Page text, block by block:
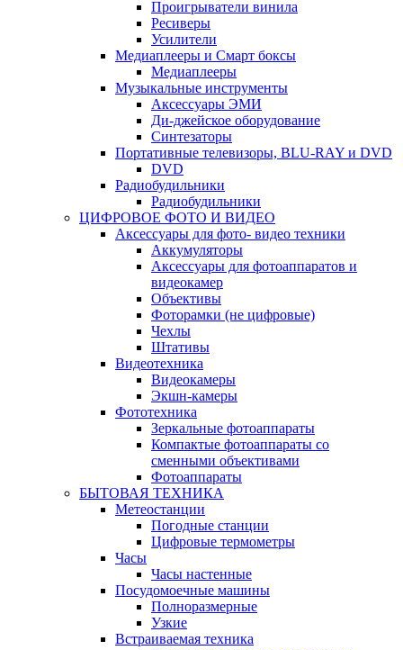
Проигрыватели винила
Ресиверы
Усилители
Медиаплееры и Смарт боксы
Медиаплееры
Музыкальные инструменты
Аксессуары ЭМИ
Ди-джейское оборудование
Синтезаторы
Портативные телевизоры, BLU-RAY и DVD
DVD
Радиобудильники
Радиобудильники
ЦИФРОВОЕ ФОТО И ВИДЕО
Аксессуары для фото- видео техники
Аккумуляторы
Аксессуары для фотоаппаратов и
видеокамер
Объективы
Фоторамки (не цифровые)
Чехлы
Штативы
Видеотехника
Видеокамеры
Экшн-камеры
Фототехника
Зеркальные фотоаппараты
Компактые фотоаппараты со
сменными объективами
Фотоаппараты
БЫТОВАЯ ТЕХНИКА
Метеостанции
Погодные станции
Цифровые термометры
Часы
Часы настенные
Посудомоечные машины
Полноразмерные
Узкие
Встраиваемая техника